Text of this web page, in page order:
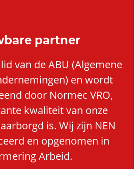
partner
van de ABU (Algemene
en wordt
door Normec VRO,
kwaliteit van onze
is. Wij zijn NEN
en opgenomen in
Arbeid.